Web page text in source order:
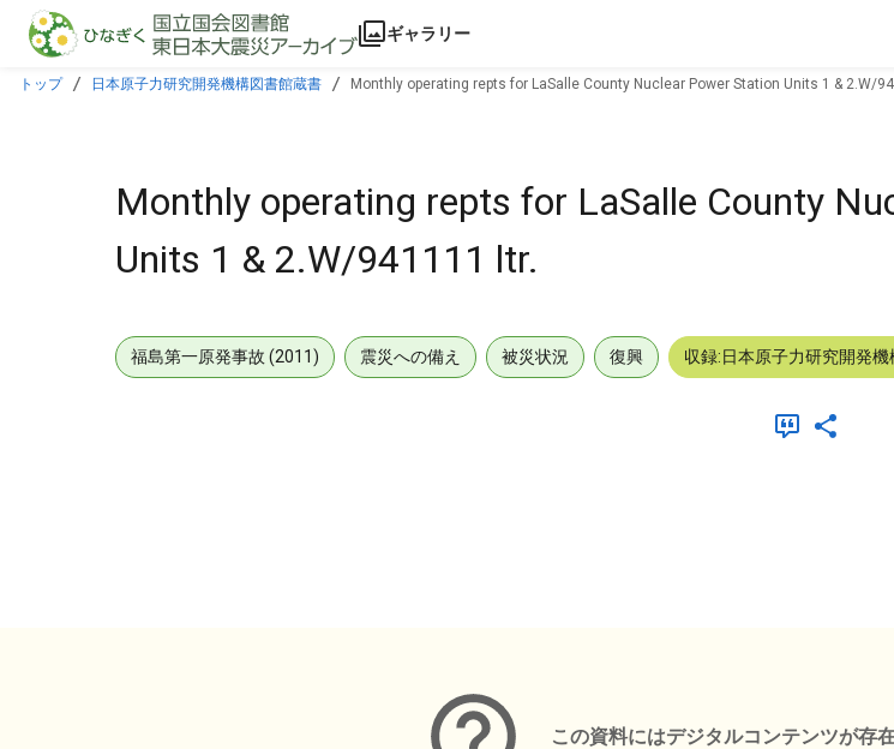
本文に飛ぶ
ギャラリー
トップ 日本原子力研究開発機構図書館蔵書 Monthly operating repts for LaSalle County Nuclear Power Station Units 1 & 2.W/
Monthly operating repts for LaSalle County
Units 1 & 2.W/941111 ltr.
福島第一原発事故 (2011) 震災への備え 被災状況 復興 収録:日本原子力研究開発
この資料にはデジタルコンテンツが存在